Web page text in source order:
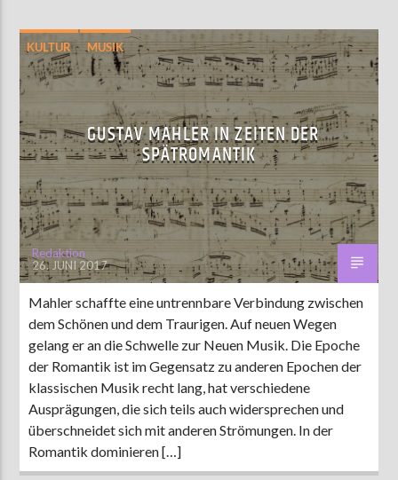
KULTUR MUSIK
GUSTAV MAHLER IN ZEITEN DER
SPÄTROMANTIK
Redaktion
26. JUNI 2017
Mahler schaffte eine untrennbare Verbindung zwischen
dem Schönen und dem Traurigen. Auf neuen Wegen
gelang er an die Schwelle zur Neuen Musik. Die Epoche
der Romantik ist im Gegensatz zu anderen Epochen der
klassischen Musik recht lang, hat verschiedene
Ausprägungen, die sich teils auch widersprechen und
überschneidet sich mit anderen Strömungen. In der
Romantik dominieren […]